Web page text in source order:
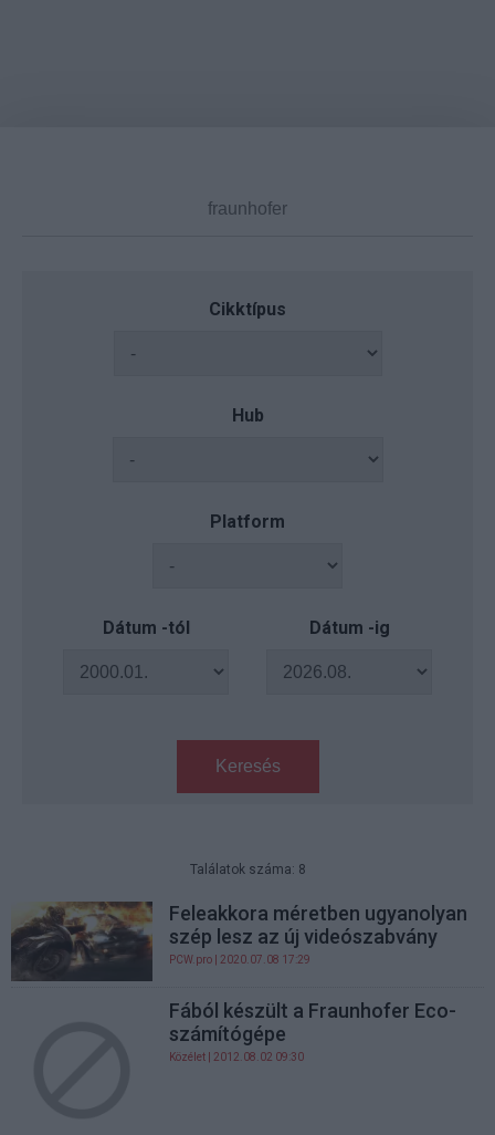
Cikktípus
Hub
Platform
Dátum -tól Dátum -ig
Keresés
Találatok száma: 8
Feleakkora méretben ugyanolyan
szép lesz az új videószabvány
PCW.pro | 2020.07.08 17:29
Fából készült a Fraunhofer Eco-
számítógépe
Közélet | 2012.08.02 09:30